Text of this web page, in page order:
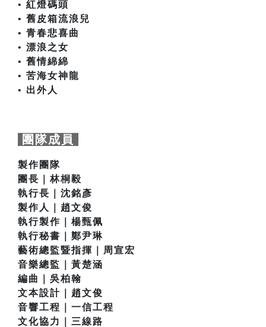
• 紅燈碼頭
• 舊皮箱流浪兒
• 青春悲喜曲
• 漂浪之女
• 舊情綿綿
• 苦海女神龍
• 出外人
團隊成員
製作團隊
團長｜林桐毅
執行長｜沈銘彥
製作人｜趙文俊
執行製作｜楊甄佩
執行秘書｜鄭尹琳
藝術總監暨指揮｜周宣宏
音樂總監｜黃楚涵
編曲｜吳柏翰
文本設計｜趙文俊
音響工程｜一信工程
文化協力｜三線路